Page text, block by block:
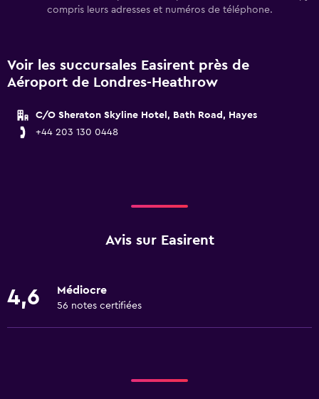
compris leurs adresses et numéros de téléphone.
Voir les succursales Easirent près de
Aéroport de Londres-Heathrow
C/O Sheraton Skyline Hotel, Bath Road, Hayes
+44 203 130 0448
Avis sur Easirent
4,6 Médiocre
56 notes certifiées